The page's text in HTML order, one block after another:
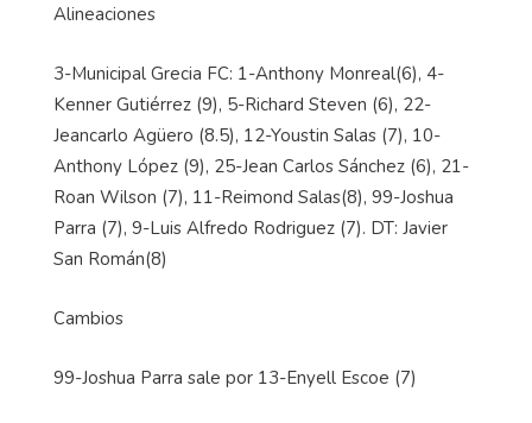
Alineaciones
3-Municipal Grecia FC: 1-Anthony Monreal(6), 4-
Kenner Gutiérrez (9), 5-Richard Steven (6), 22-
Jeancarlo Agüero (8.5), 12-Youstin Salas (7), 10-
Anthony López (9), 25-Jean Carlos Sánchez (6), 21-
Roan Wilson (7), 11-Reimond Salas(8), 99-Joshua
Parra (7), 9-Luis Alfredo Rodriguez (7). DT: Javier
San Román(8)
Cambios
99-Joshua Parra sale por 13-Enyell Escoe (7)